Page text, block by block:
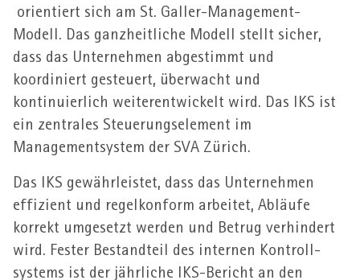
orientiert sich am St. Galler-Management-
Modell. Das ganz­heit­liche Modell stellt sicher,
dass das Unter­nehmen abgestimmt und
koordiniert gesteuert, über­wacht und
kontinuierlich weiter­entwickelt wird. Das IKS ist
ein zentrales Steuerungs­element im
Management­system der SVA Zürich.
Das IKS gewähr­leistet, dass das Unter­nehmen
effizient und regel­konform arbeitet, Abläufe
korrekt umgesetzt werden und Betrug verhindert
wird. Fester Bestand­teil des internen Kontroll­
systems ist der jährliche IKS-Bericht an den